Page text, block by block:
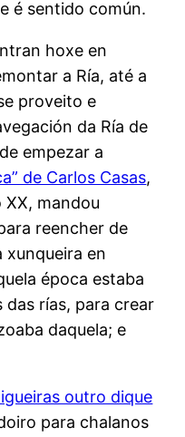
é sentido común.
hoxe en
a Ría, até a
proveito e
da Ría de
empezar a
de Carlos Casas,
XX, mandou
reencher de
xunqueira en
época estaba
rías, para crear
daquela; e
outro dique
para chalanos